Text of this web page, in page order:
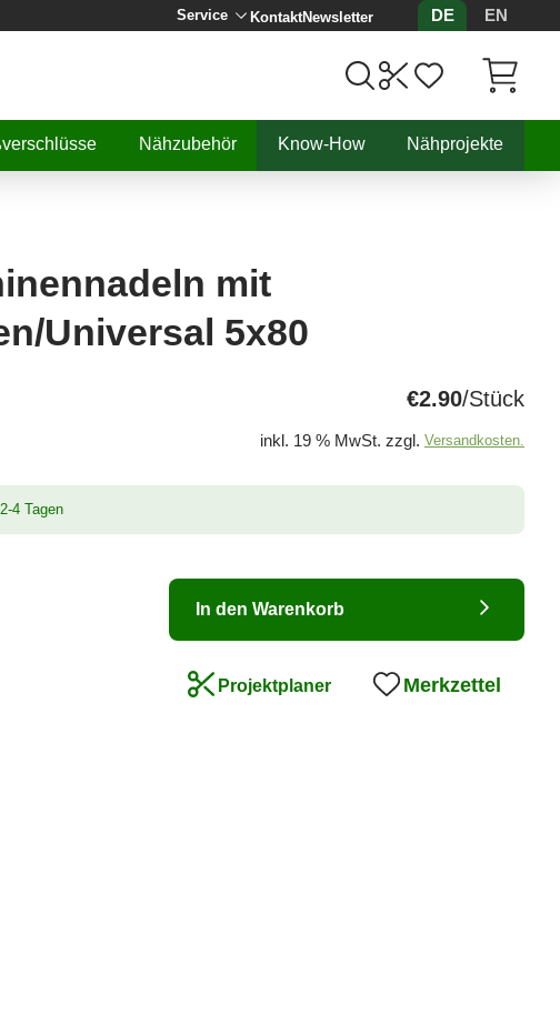
Service KontaktNewsletter DE
EN
Nähzubehör Know-How Nähprojekte
mit
Universal 5x80
€2.90/Stück
inkl. 19 % MwSt. zzgl. Versandkosten.
4 Tagen
In den Warenkorb
Projektplaner Merkzettel